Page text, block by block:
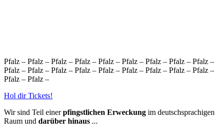
Pfalz – Pfalz – Pfalz – Pfalz – Pfalz – Pfalz – Pfalz – Pfalz – Pfalz –
Pfalz – Pfalz – Pfalz – Pfalz – Pfalz – Pfalz – Pfalz – Pfalz – Pfalz –
Pfalz – Pfalz –
Hol dir Tickets!
Wir sind Teil einerpfingstlichen Erweckung im deutschsprachigen
Raum und darüber hinaus ...